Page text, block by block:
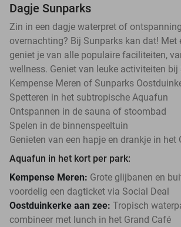
Dagje Sunparks
Zin in een dagje waterpret of
overnachting? Bij Sunparks kan dat! Met
geniet je van alle populaire faciliteiten,
wellness. Geniet van leuke activiteiten bij
Kempense Meren of Sunparks
Spetteren in het subtropische Aquafun
Ontspannen in de sauna of stoombad
Spelen in de binnenspeeltuin
Genieten van een hapje en drankje in het
Aquafun in het kort per park:
Kempense Meren: Grote glijbanen en
voordelig een dagticket via Social Deal
Oostduinkerke aan zee: Tropisch
combineer met lunch in het Grand Café